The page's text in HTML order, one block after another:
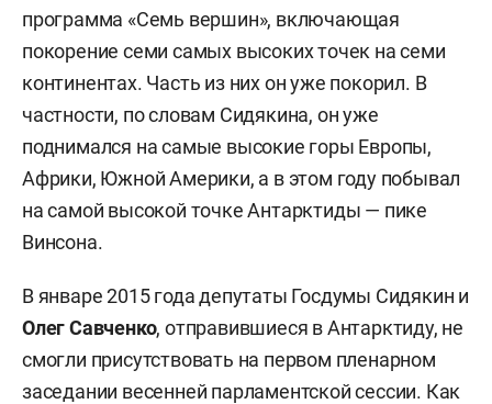
программа «Семь вершин», включающая
покорение семи самых высоких точек на семи
континентах. Часть из них он уже покорил. В
частности, по словам Сидякина, он уже
поднимался на самые высокие горы Европы,
Африки, Южной Америки, а в этом году побывал
на самой высокой точке Антарктиды — пике
Винсона.
В январе 2015 года депутаты Госдумы Сидякин и
Олег Савченко, отправившиеся в Антарктиду, не
смогли присутствовать на первом пленарном
заседании весенней парламентской сессии. Как